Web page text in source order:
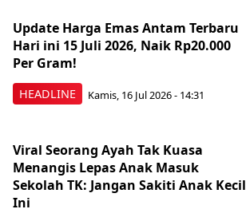
HEADLINE
Update Harga Emas Antam Terbaru
Hari ini 15 Juli 2026, Naik Rp20.000
Per Gram!
Kamis, 16 Jul 2026 - 14:31
Viral Seorang Ayah Tak Kuasa
Menangis Lepas Anak Masuk
Sekolah TK: Jangan Sakiti Anak Kecil
Ini